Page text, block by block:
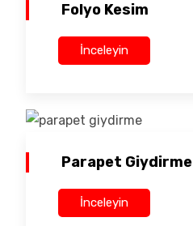
Folyo Kesim
İnceleyin
Parapet Giydirme
İnceleyin